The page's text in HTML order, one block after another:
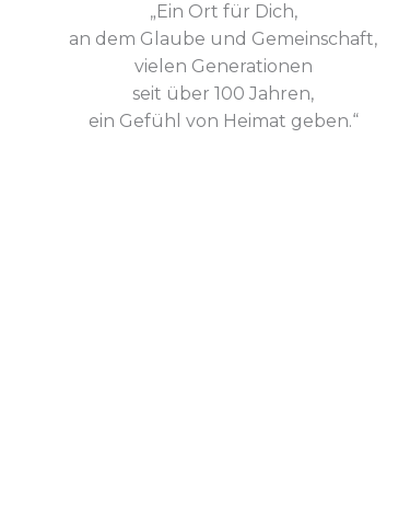
„Ein Ort für Dich,
an dem Glaube und Gemeinschaft,
vielen Generationen
seit über 100 Jahren,
ein Gefühl von Heimat geben.“